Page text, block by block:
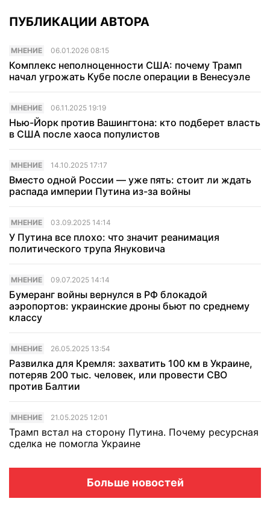
ПУБЛИКАЦИИ АВТОРА
МНЕНИЕ 06.01.2026 08:15
Комплекс неполноценности США: почему Трамп
начал угрожать Кубе после операции в Венесуэле
МНЕНИЕ 06.11.2025 19:19
Нью-Йорк против Вашингтона: кто подберет власть
в США после хаоса популистов
МНЕНИЕ 14.10.2025 17:17
Вместо одной России — уже пять: стоит ли ждать
распада империи Путина из-за войны
МНЕНИЕ 03.09.2025 14:14
У Путина все плохо: что значит реанимация
политического трупа Януковича
МНЕНИЕ 09.07.2025 14:14
Бумеранг войны вернулся в РФ блокадой
аэропортов: украинские дроны бьют по среднему
классу
МНЕНИЕ 26.05.2025 13:54
Развилка для Кремля: захватить 100 км в Украине,
потеряв 200 тыс. человек, или провести СВО
против Балтии
МНЕНИЕ 21.05.2025 12:01
Трамп встал на сторону Путина. Почему ресурсная
сделка не помогла Украине
Больше новостей